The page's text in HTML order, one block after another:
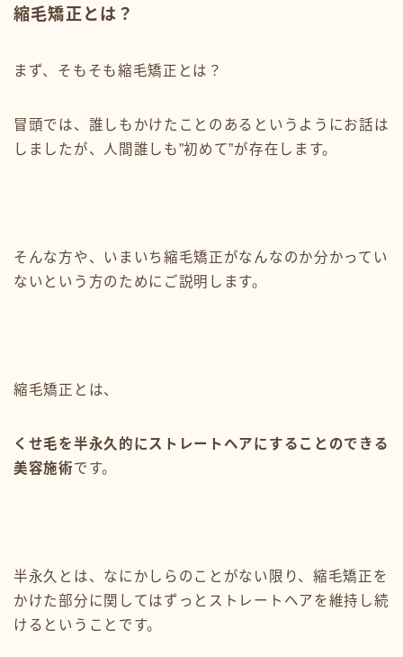
縮毛矯正とは？
まず、そもそも縮毛矯正とは？
冒頭では、誰しもかけたことのあるというようにお話は
しましたが、人間誰しも”初めて”が存在します。
そんな方や、いまいち縮毛矯正がなんなのか分かってい
ないという方のためにご説明します。
縮毛矯正とは、
くせ毛を半永久的にストレートヘアにすることのできる
美容施術です。
半永久とは、なにかしらのことがない限り、縮毛矯正を
かけた部分に関してはずっとストレートヘアを維持し続
けるということです。